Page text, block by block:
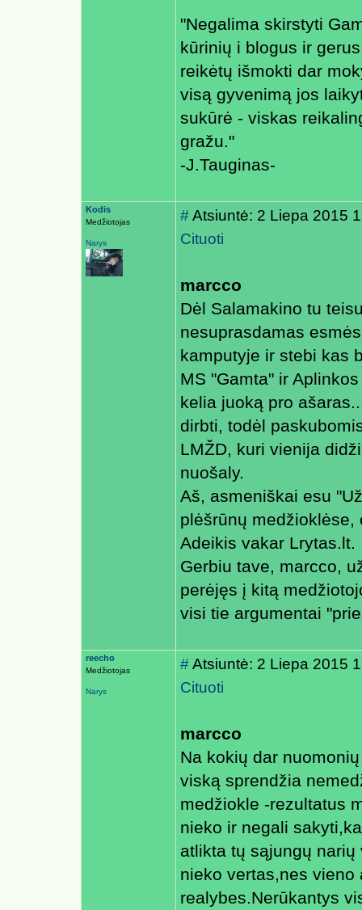
"Negalima skirstyti
kūrinių i blogus ir
reikėtų išmokti dar
visą gyvenimą jos
sukūrė - viskas
gražu."
-J.Tauginas-
Kodis
Medžiotojas
Narys
#Atsiuntė: 2 Liepa 2015
Cituoti
marcco
Dėl Salamakino tu
nesuprasdamas
kamputyje ir stebi kas
MS "Gamta" ir
kelia juoką pro
dirbti, todėl
LMŽD, kuri vienija
nuošaly.
Aš, asmeniškai esu
plėšrūnų medžioklėse,
Adeikis vakar Lrytas.lt.
Gerbiu tave, marcco,
perėjęs į kitą
visi tie argumentai
reecho
Medžiotojas
Narys
#Atsiuntė: 2 Liepa 2015
Cituoti
marcco
Na kokių dar
viską sprendžia
medžiokle -rezultatus
nieko ir negali
atlikta tų sąjungų
nieko vertas,nes
realybes.Nerūkantys